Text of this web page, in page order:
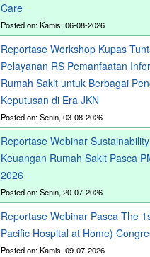
Care
Posted on: Kamis, 06-08-2026
Reportase Workshop Kupas
Pelayanan RS Pemanfaatan
Rumah Sakit untuk Berbagai
Keputusan di Era JKN
Posted on: Senin, 03-08-2026
Reportase Webinar
Keuangan Rumah Sakit Pasca
2026
Posted on: Senin, 20-07-2026
Reportase Webinar Pasca The
Pacific Hospital at Home)
Posted on: Kamis, 09-07-2026